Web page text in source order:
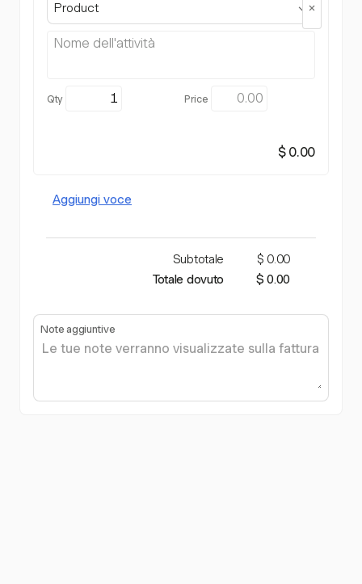
Product
$ 0.00
Aggiungi voce
Subtotale
$ 0.00
Totale dovuto
$ 0.00
Note aggiuntive